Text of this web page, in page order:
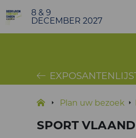
8 & 9
DECEMBER 2027
Plan uw bezoek
SPORT